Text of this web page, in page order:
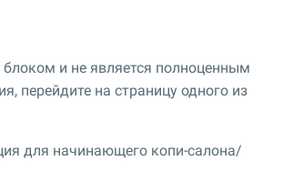
и не является полноценным
перейдите на страницу одного из
для начинающего копи-салона/